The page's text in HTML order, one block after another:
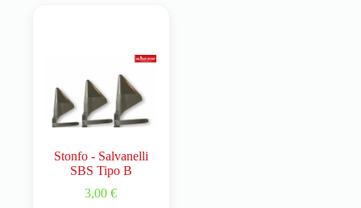
Stonfo - Salvanelli
SBS Tipo B
3,00€